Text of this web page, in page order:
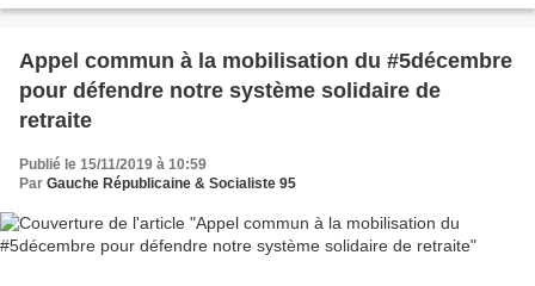
Appel commun à la mobilisation du #5décembre
pour défendre notre système solidaire de
retraite
Publié le 15/11/2019 à 10:59
Par Gauche Républicaine & Socialiste 95